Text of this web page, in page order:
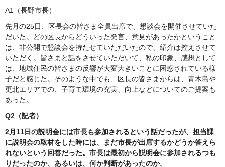
A1（長野市長）
先月の25日、区長会の皆さま全員出席で、懇談会を開催させていた
だいた。どの区長からどういった発言、意見があったかということ
は、非公開で懇談会を持たせていただいたので、紹介は控えさせて
いただく。皆さまと話をさせていただいて、私の印象、感想として
は、地域住民の皆さまの反響が大変大きいことに困惑されている様
子だと感じた。そのような中でも、区長の皆さまからは、青木島や
更北エリアでの、子育て環境の充実、向上などについてのご提案も
あった。
Q2（記者）
2月11日の説明会には市長も参加されるという話だったが、担当課
に説明会の取材をした時には、まだ市長が出席するかどうか答えら
れないという回答だった。市長は最初から説明会に参加されるつも
りだったのか、あるいは、何か判断があったのか。